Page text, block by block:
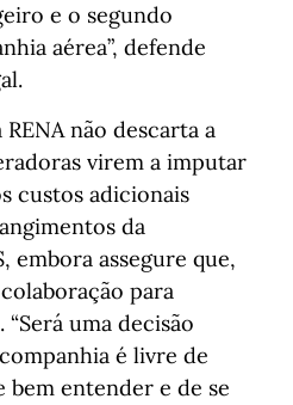
e o segundo
aérea”, defende
não descarta a
virem a imputar
custos adicionais
da
embora assegure que,
para
uma decisão
é livre de
entender e de se